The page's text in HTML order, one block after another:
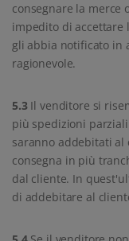
consegnare la merce
impedito di accettare
gli abbia notificato in
ragionevole.
5.3Il venditore si
più spedizioni
saranno addebitati al
consegna in più
dal cliente. In
di addebitare al